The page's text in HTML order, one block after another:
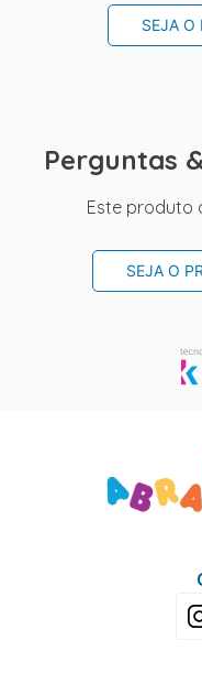
SEJA O
Perguntas
Este produto
SEJA O